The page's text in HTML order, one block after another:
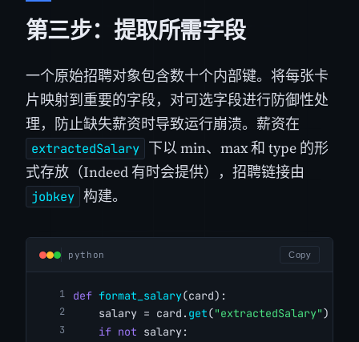
第三步：提取所需字段
一个原始招聘对象包含数十个内部键。将每张卡
片映射到重要的字段，对可选字段进行防御性处
理，防止缺失薪资时导致运行崩溃。薪资在
extractedSalary 下以 min、max 和 type 的形
式存放（Indeed 有时会提供），招聘链接由
jobkey 构建。
python Copy
def format_salary(card):
    salary = card.
get("extractedSalary")
if not salary: